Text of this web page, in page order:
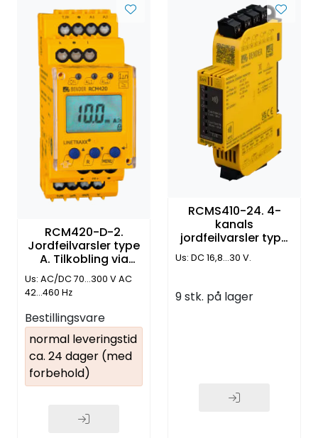
RCM420-D-2.
Jordfeilvarsler type
A. Tilkobling via
skruklemmer
Us: AC/DC 70...300 V AC
42...460 Hz
Bestillingsvare
normal leveringstid
ca. 24 dager (med
forbehold)
RCMS410-24. 4-
kanals
jordfeilvarsler type
A/F. med Modbus
RTU og NFC
Us: DC 16,8...30 V.
9 stk. på lager